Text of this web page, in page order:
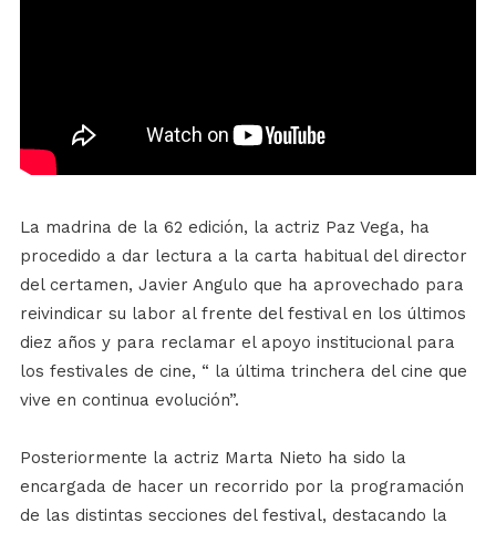
La madrina de la 62 edición, la actriz Paz Vega, ha
procedido a dar lectura a la carta habitual del director
del certamen, Javier Angulo que ha aprovechado para
reivindicar su labor al frente del festival en los últimos
diez años y para reclamar el apoyo institucional para
los festivales de cine, “ la última trinchera del cine que
vive en continua evolución”.
Posteriormente la actriz Marta Nieto ha sido la
encargada de hacer un recorrido por la programación
de las distintas secciones del festival, destacando la